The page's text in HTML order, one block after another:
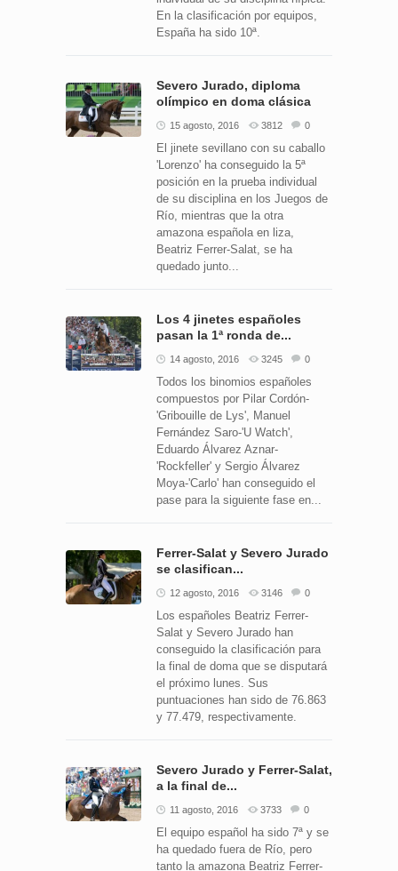
En la clasificación por equipos,
España ha sido 10ª.
Severo Jurado, diploma
olímpico en doma clásica
15 agosto, 2016 3812 0
El jinete sevillano con su caballo
'Lorenzo' ha conseguido la 5ª
posición en la prueba individual
de su disciplina en los Juegos de
Río, mientras que la otra
amazona española en liza,
Beatriz Ferrer-Salat, se ha
quedado junto...
Los 4 jinetes españoles
pasan la 1ª ronda de...
14 agosto, 2016 3245 0
Todos los binomios españoles
compuestos por Pilar Cordón-
'Gribouille de Lys', Manuel
Fernández Saro-'U Watch',
Eduardo Álvarez Aznar-
'Rockfeller' y Sergio Álvarez
Moya-'Carlo' han conseguido el
pase para la siguiente fase en...
Ferrer-Salat y Severo Jurado
se clasifican...
12 agosto, 2016 3146 0
Los españoles Beatriz Ferrer-
Salat y Severo Jurado han
conseguido la clasificación para
la final de doma que se disputará
el próximo lunes. Sus
puntuaciones han sido de 76.863
y 77.479, respectivamente.
Severo Jurado y Ferrer-Salat,
a la final de...
11 agosto, 2016 3733 0
El equipo español ha sido 7ª y se
ha quedado fuera de Río, pero
tanto la amazona Beatriz Ferrer-